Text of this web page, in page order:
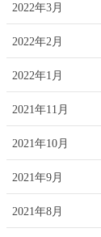
2022年3月
2022年2月
2022年1月
2021年11月
2021年10月
2021年9月
2021年8月